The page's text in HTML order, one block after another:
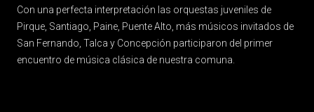
Con una perfecta interpretación las orquestas juveniles de
Pirque, Santiago, Paine, Puente Alto, más músicos invitados de
San Fernando, Talca y Concepción participaron del primer
encuentro de música clásica de nuestra comuna.